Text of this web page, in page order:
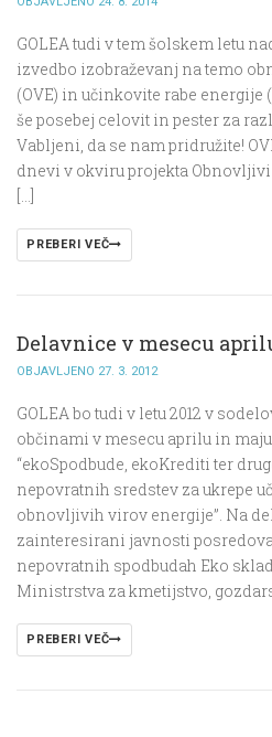
GOLEA tudi v tem šolskem letu
izvedbo izobraževanj na temo
(OVE) in učinkovite rabe energije
še posebej celovit in pester za
Vabljeni, da se nam pridružite!
dnevi v okviru projekta
[…]
PREBERI VEČ
Delavnice v mesecu
OBJAVLJENO 27. 3. 2012
GOLEA bo tudi v letu 2012 v
občinami v mesecu aprilu in
“ekoSpodbude, ekoKrediti ter
nepovratnih sredstev za ukrepe
obnovljivih virov energije”. Na
zainteresirani javnosti
nepovratnih spodbudah Eko
Ministrstva za kmetijstvo,
PREBERI VEČ